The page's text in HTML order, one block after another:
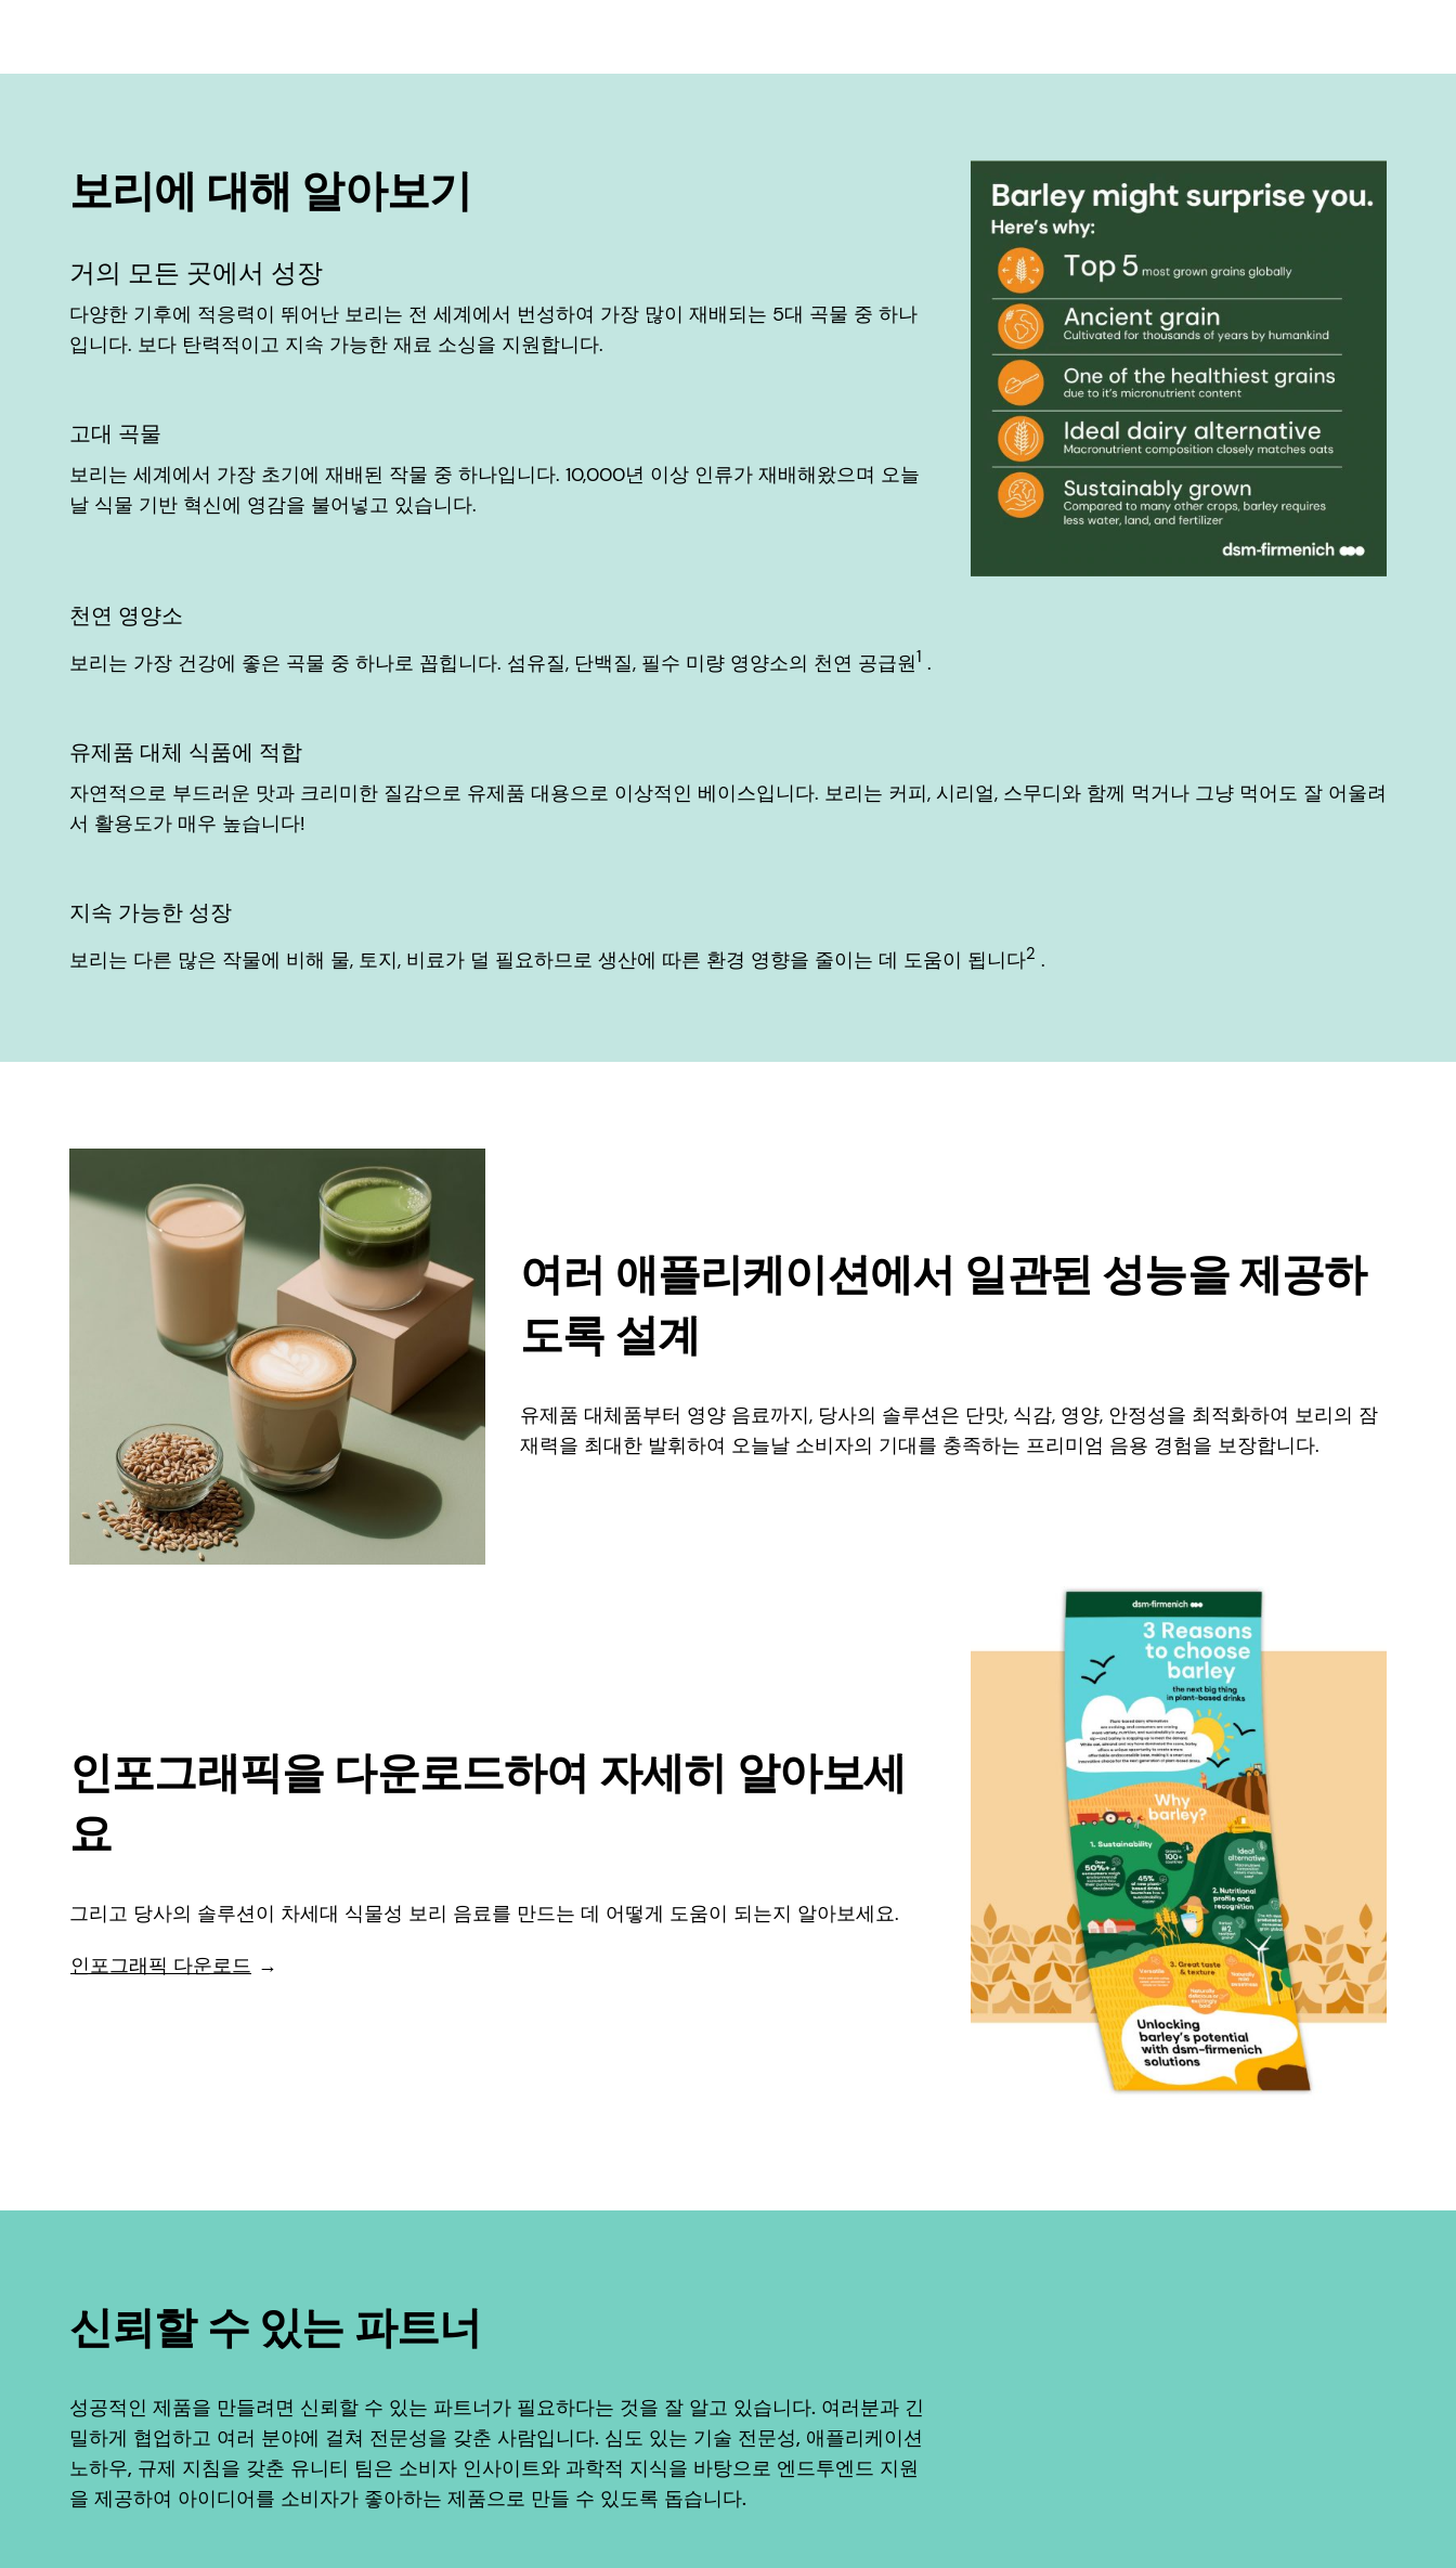
보리에 대해 알아보기
거의 모든 곳에서 성장
다양한 기후에 적응력이 뛰어난 보리는 전 세계에서 번성하여 가장 많이 재배되는 5대 곡물 중 하나
입니다. 보다 탄력적이고 지속 가능한 재료 소싱을 지원합니다.
고대 곡물
보리는 세계에서 가장 초기에 재배된 작물 중 하나입니다. 10,000년 이상 인류가 재배해왔으며 오늘
날 식물 기반 혁신에 영감을 불어넣고 있습니다.
천연 영양소
보리는 가장 건강에 좋은 곡물 중 하나로 꼽힙니다. 섬유질, 단백질, 필수 미량 영양소의 천연 공급원1 .
유제품 대체 식품에 적합
자연적으로 부드러운 맛과 크리미한 질감으로 유제품 대용으로 이상적인 베이스입니다. 보리는 커피, 시리얼, 스무디와 함께 먹거나 그냥 먹어도 잘 어울려
서 활용도가 매우 높습니다!
지속 가능한 성장
보리는 다른 많은 작물에 비해 물, 토지, 비료가 덜 필요하므로 생산에 따른 환경 영향을 줄이는 데 도움이 됩니다2 .
여러 애플리케이션에서 일관된 성능을 제공하
도록 설계
유제품 대체품부터 영양 음료까지, 당사의 솔루션은 단맛, 식감, 영양, 안정성을 최적화하여 보리의 잠
재력을 최대한 발휘하여 오늘날 소비자의 기대를 충족하는 프리미엄 음용 경험을 보장합니다.
인포그래픽을 다운로드하여 자세히 알아보세
요
그리고 당사의 솔루션이 차세대 식물성 보리 음료를 만드는 데 어떻게 도움이 되는지 알아보세요.
인포그래픽 다운로드 →
신뢰할 수 있는 파트너
성공적인 제품을 만들려면 신뢰할 수 있는 파트너가 필요하다는 것을 잘 알고 있습니다. 여러분과 긴
밀하게 협업하고 여러 분야에 걸쳐 전문성을 갖춘 사람입니다. 심도 있는 기술 전문성, 애플리케이션
노하우, 규제 지침을 갖춘 유니티 팀은 소비자 인사이트와 과학적 지식을 바탕으로 엔드투엔드 지원
을 제공하여 아이디어를 소비자가 좋아하는 제품으로 만들 수 있도록 돕습니다.